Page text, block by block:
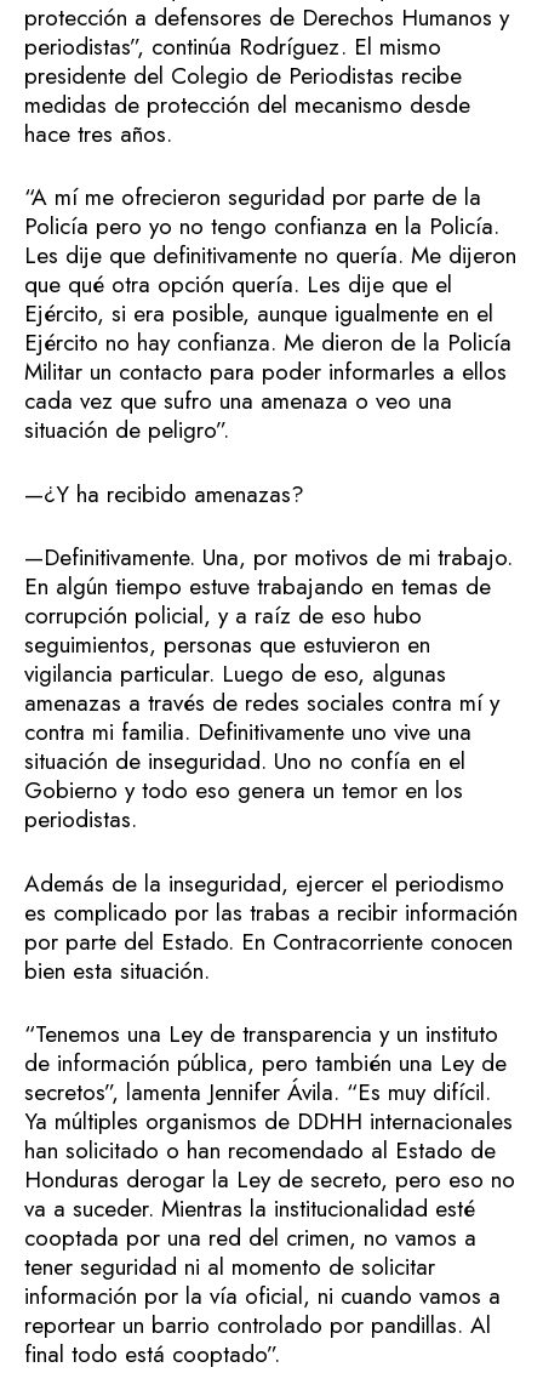
protección a defensores de Derechos Humanos y
periodistas”, continúa Rodríguez. El mismo
presidente del Colegio de Periodistas recibe
medidas de protección del mecanismo desde
hace tres años.
“A mí me ofrecieron seguridad por parte de la
Policía pero yo no tengo confianza en la Policía.
Les dije que definitivamente no quería. Me dijeron
que qué otra opción quería. Les dije que el
Ejército, si era posible, aunque igualmente en el
Ejército no hay confianza. Me dieron de la Policía
Militar un contacto para poder informarles a ellos
cada vez que sufro una amenaza o veo una
situación de peligro”.
—¿Y ha recibido amenazas?
—Definitivamente. Una, por motivos de mi trabajo.
En algún tiempo estuve trabajando en temas de
corrupción policial, y a raíz de eso hubo
seguimientos, personas que estuvieron en
vigilancia particular. Luego de eso, algunas
amenazas a través de redes sociales contra mí y
contra mi familia. Definitivamente uno vive una
situación de inseguridad. Uno no confía en el
Gobierno y todo eso genera un temor en los
periodistas.
Además de la inseguridad, ejercer el periodismo
es complicado por las trabas a recibir información
por parte del Estado. En Contracorriente conocen
bien esta situación.
“Tenemos una Ley de transparencia y un instituto
de información pública, pero también una Ley de
secretos”, lamenta Jennifer Ávila. “Es muy difícil.
Ya múltiples organismos de DDHH internacionales
han solicitado o han recomendado al Estado de
Honduras derogar la Ley de secreto, pero eso no
va a suceder. Mientras la institucionalidad esté
cooptada por una red del crimen, no vamos a
tener seguridad ni al momento de solicitar
información por la vía oficial, ni cuando vamos a
reportear un barrio controlado por pandillas. Al
final todo está cooptado”.